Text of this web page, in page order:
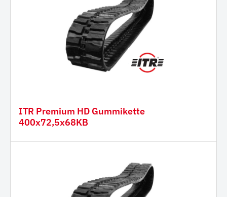
ITR Premium HD Gummikette
400x72,5x68KB